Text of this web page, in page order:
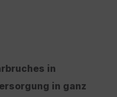
in
in ganz